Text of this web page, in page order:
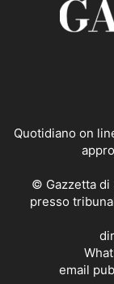
Quotidiano on
© Gazzetta di
presso
email